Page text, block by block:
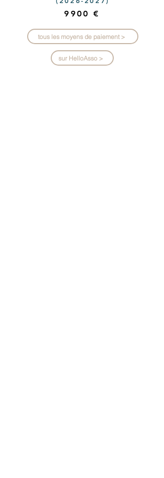
9900 €
tous les moyens de paiement >
sur HelloAsso >